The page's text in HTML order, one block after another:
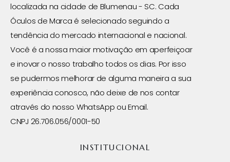
localizada na cidade de Blumenau - SC. Cada
Óculos de Marca é selecionado seguindo a
tendência do mercado internacional e nacional.
Você é a nossa maior motivação em aperfeiçoar
e inovar o nosso trabalho todos os dias. Por isso
se pudermos melhorar de alguma maneira a sua
experiência conosco, não deixe de nos contar
através do nosso WhatsApp ou Email.
CNPJ 26.706.056/0001-50
INSTITUCIONAL